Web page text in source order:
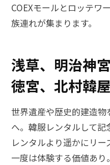
COEXモールとロッテワ
族連れが集まります。
浅草、明治神
徳宮、北村韓
世界遺産や歴史的建造
へ。韓服レンタルして
レンタルより遥かにリ
一度は体験する価値あ